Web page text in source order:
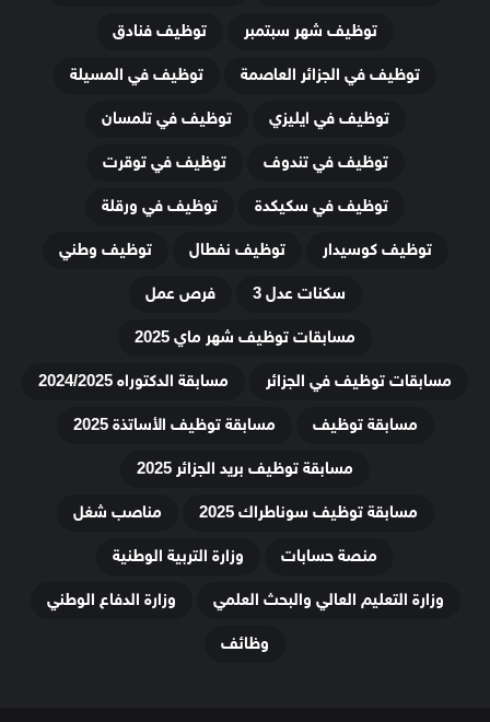
توظيف شهر سبتمبر
توظيف فنادق
توظيف في الجزائر العاصمة
توظيف في المسيلة
توظيف في ايليزي
توظيف في تلمسان
توظيف في تندوف
توظيف في توقرت
توظيف في سكيكدة
توظيف في ورقلة
توظيف كوسيدار
توظيف نفطال
توظيف وطني
سكنات عدل 3
فرص عمل
مسابقات توظيف شهر ماي 2025
مسابقات توظيف في الجزائر
مسابقة الدكتوراه 2024/2025
مسابقة توظيف
مسابقة توظيف الأساتذة 2025
مسابقة توظيف بريد الجزائر 2025
مسابقة توظيف سوناطراك 2025
مناصب شغل
منصة حسابات
وزارة التربية الوطنية
وزارة التعليم العالي والبحث العلمي
وزارة الدفاع الوطني
وظائف